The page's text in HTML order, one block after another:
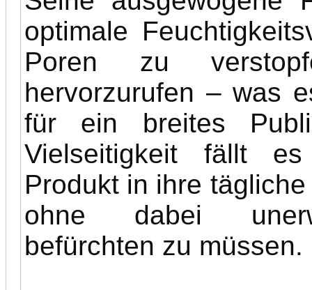
optimale
Poren zu
hervorzurufen – was
für ein breites
Vielseitigkeit fällt
Produkt in ihre
ohne dabei
befürchten zu müssen.